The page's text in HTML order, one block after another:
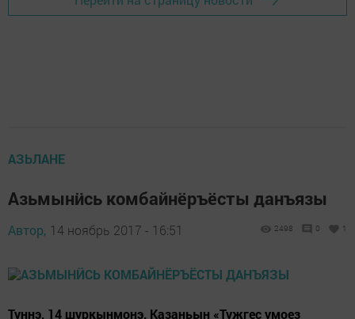
АЗЬЛАНЕ
Азьмынӥсь комбайнёръёсты данъязы
Автор, 14 ноябрь 2017 - 16:51 2498 0 1
Туннэ, 14 шуркынмонэ, Казаньын «Тужгес умоез